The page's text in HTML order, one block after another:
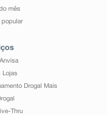
mês
popular
Lojas
Drogal Mais
Thru